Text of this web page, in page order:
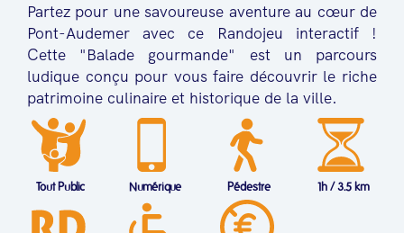
Partez pour une savoureuse aventure au cœur de
Pont-Audemer avec ce Randojeu interactif !
Cette "Balade gourmande" est un parcours
ludique conçu pour vous faire découvrir le riche
patrimoine culinaire et historique de la ville.
Tout Public Numérique Pédestre 1h / 3.5 km